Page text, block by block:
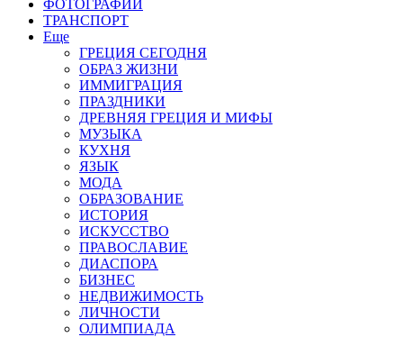
ФОТОГРАФИИ
ТРАНСПОРТ
Еще
ГРЕЦИЯ СЕГОДНЯ
ОБРАЗ ЖИЗНИ
ИММИГРАЦИЯ
ПРАЗДНИКИ
ДРЕВНЯЯ ГРЕЦИЯ И МИФЫ
МУЗЫКА
КУХНЯ
ЯЗЫК
МОДА
ОБРАЗОВАНИЕ
ИСТОРИЯ
ИСКУССТВО
ПРАВОСЛАВИЕ
ДИАСПОРА
БИЗНЕС
НЕДВИЖИМОСТЬ
ЛИЧНОСТИ
ОЛИМПИАДА